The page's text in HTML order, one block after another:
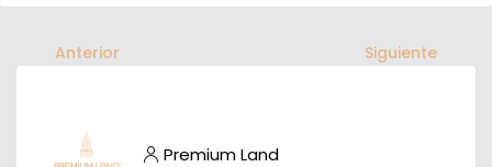
Anterior Siguiente
Premium Land